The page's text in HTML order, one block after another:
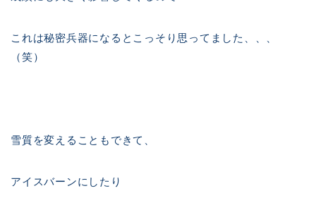
これは秘密兵器になるとこっそり思ってました、、、
（笑）
雪質を変えることもできて、
アイスバーンにしたり